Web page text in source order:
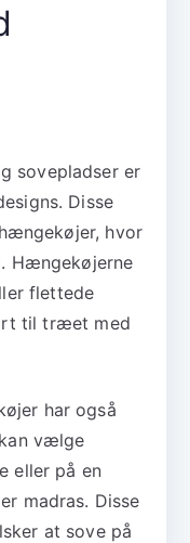
sovepladser er
Disse
hvor
Hængekøjerne
flettede
til træet med
har også
vælge
eller på en
madras. Disse
at sove på